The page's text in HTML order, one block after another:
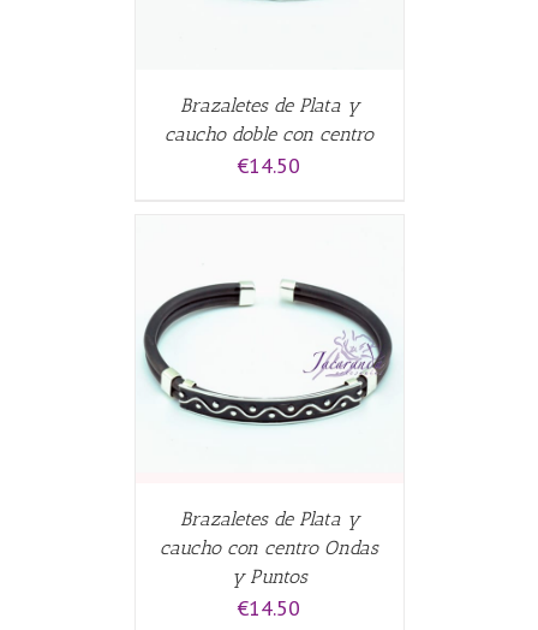
Brazaletes de Plata y
caucho doble con centro
€14.50
Brazaletes de Plata y
caucho con centro Ondas
y Puntos
€14.50